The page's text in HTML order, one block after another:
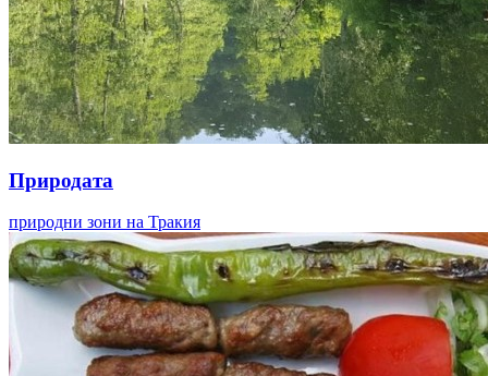
Природата
природни зони на Тракия